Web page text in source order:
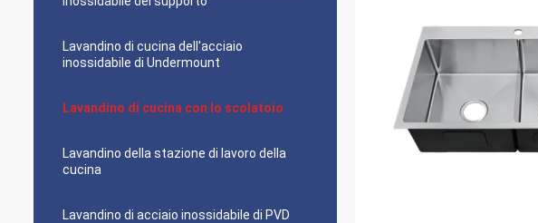
Lavandino di cucina dell'acciaio
inossidabile di Undermount
Lavandino di cucina con lo scolatoio
Lavandino della stazione di lavoro della
cucina
Lavandino di acciaio inossidabile di PVD